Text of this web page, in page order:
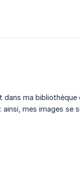
ma bibliothèque
mes images se